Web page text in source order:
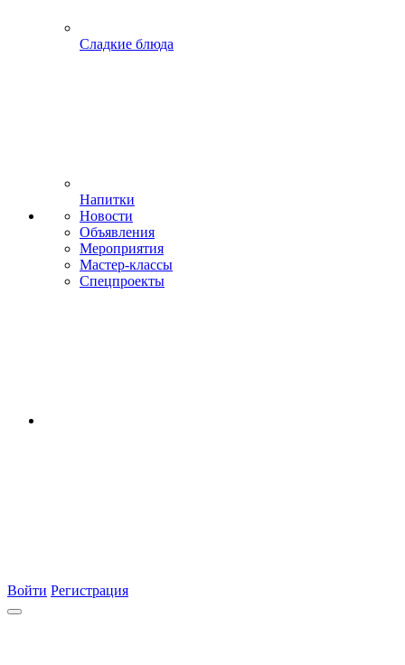
Сладкие блюда
Напитки
Новости
Объявления
Мероприятия
Мастер-классы
Спецпроекты
Войти Регистрация